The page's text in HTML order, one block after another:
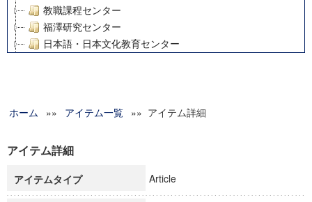
教職課程センター
福澤研究センター
日本語・日本文化教育センター
グローバルリサーチインスティテュート
科学研究費補助金研究成果報告書
慶應義塾大学グローバルCOEプログラム市民社会ガバナンス
慶應義塾大学グローバルCOEプログラム論理と感性の先端的
ホーム »» アイテム一覧 »» アイテム詳細
アイテム詳細
アイテムタイプ Article